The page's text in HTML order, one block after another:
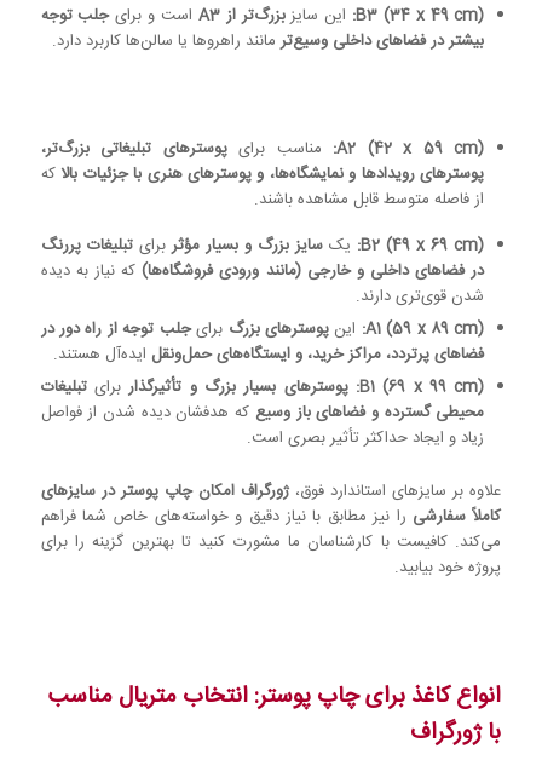
B3 (34 x 49 cm): این سایزبزرگ‌تر از A3 است و برایجلب توجه
بیشتر در فضاهای داخلی وسیع‌ترمانند راهروها یا سالن‌ها کاربرد دارد.
A2 (42 x 59 cm): مناسب برایپوسترهای تبلیغاتی بزرگ‌تر،
پوسترهای رویدادها و نمایشگاه‌ها، و پوسترهای هنری با جزئیات بالا که
از فاصله متوسط قابل مشاهده باشند.
B2 (49 x 69 cm): یک سایز بزرگ و بسیار مؤثربرایتبلیغات پررنگ
در فضاهای داخلی و خارجی (مانند ورودی فروشگاه‌ها)که نیاز به دیده
شدن قوی‌تری دارند.
A1 (59 x 89 cm): اینپوسترهای بزرگ برایجلب توجه از راه دور در
فضاهای پرتردد، مراکز خرید، و ایستگاه‌های حمل‌ونقل ایده‌آل هستند.
B1 (69 x 99 cm): پوسترهای بسیار بزرگ و تأثیرگذاربرایتبلیغات
محیطی گسترده و فضاهای باز وسیع که هدفشان دیده شدن از فواصل
زیاد و ایجاد حداکثر تأثیر بصری است.
علاوه بر سایزهای استاندارد فوق، ژورگراف امکان چاپ پوستر در سایزهای
کاملاً سفارشی را نیز مطابق با نیاز دقیق و خواسته‌های خاص شما فراهم
می‌کند. کافیست با کارشناسان ما مشورت کنید تا بهترین گزینه را برای
پروژه خود بیابید.
انواع کاغذ برای چاپ پوستر: انتخاب متریال مناسب
با ژورگراف